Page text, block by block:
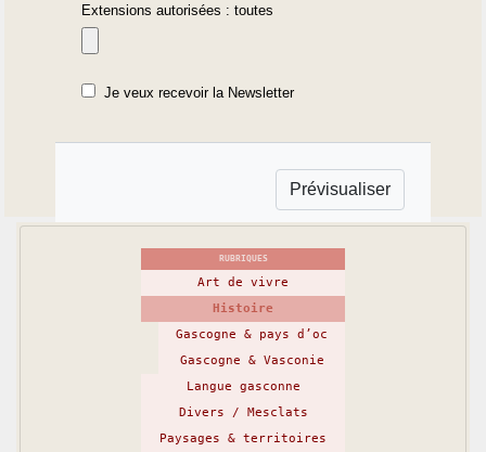
Extensions autorisées : toutes
Je veux recevoir la Newsletter
RUBRIQUES
Art de vivre
Histoire
Gascogne & pays d’oc
Gascogne & Vasconie
Langue gasconne
Divers / Mesclats
Paysages & territoires